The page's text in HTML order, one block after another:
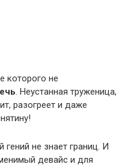
которого не
. Неустанная труженица,
разогреет и даже
гений не знает границ. И
девайс и для